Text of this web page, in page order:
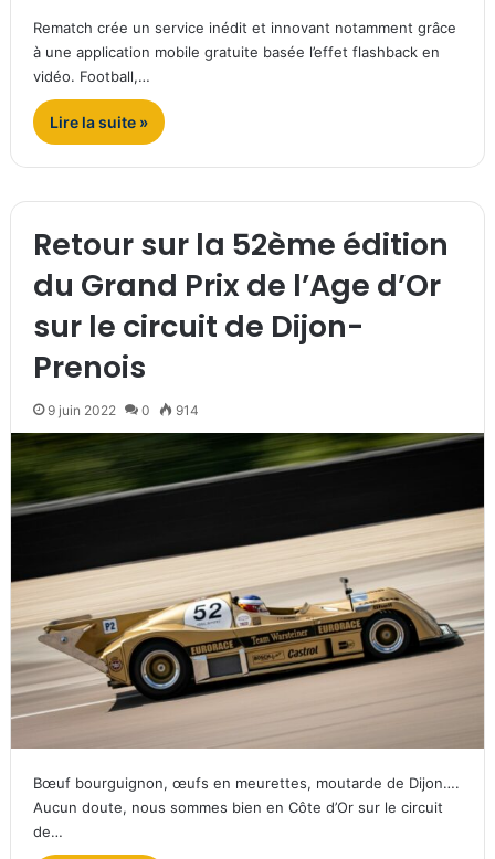
Rematch crée un service inédit et innovant notamment grâce
à une application mobile gratuite basée l’effet flashback en
vidéo. Football,…
Lire la suite »
Retour sur la 52ème édition
du Grand Prix de l’Age d’Or
sur le circuit de Dijon-
Prenois
9 juin 2022 0 914
Bœuf bourguignon, œufs en meurettes, moutarde de Dijon….
Aucun doute, nous sommes bien en Côte d’Or sur le circuit
de…